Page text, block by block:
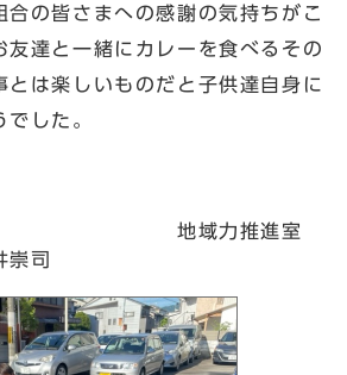
合の皆さまへの感謝の気持ちがこ
友達と一緒にカレーを食べるその
とは楽しいものだと子供達自身に
した。
力推進室
司